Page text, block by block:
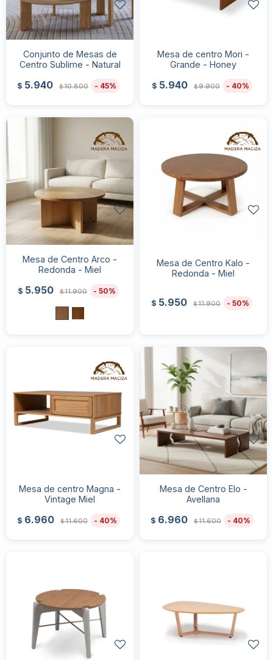
Conjunto de Mesas de
Centro Sublime - Natural
$ 5.940 $10.800 45
Mesa de centro Mori -
Grande - Honey
$ 5.940 $9.900 40
Mesa de Centro Arco -
Redonda - Miel
$ 5.950 $11.900 50
Mesa de Centro Kalo -
Redonda - Miel
$ 5.950 $11.900 50
Mesa de centro Magna -
Vintage Miel
$ 6.960 $11.600 40
Mesa de Centro Elo -
Avellana
$ 6.960 $11.600 40